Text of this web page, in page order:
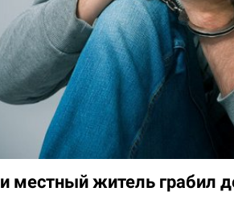
местный житель грабил